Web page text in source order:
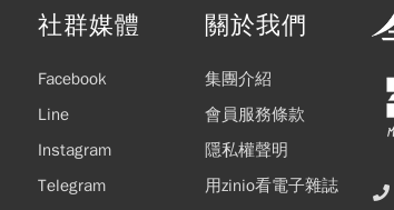
社群媒體
Facebook
Line
Instagram
Telegram
關於我們
集團介紹
會員服務條款
隱私權聲明
用zinio看電子雜誌